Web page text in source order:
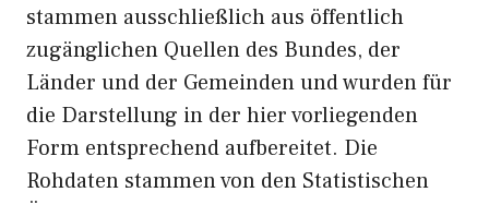
stammen ausschließlich aus öffentlich
zugänglichen Quellen des Bundes, der
Länder und der Gemeinden und wurden für
die Darstellung in der hier vorliegenden
Form entsprechend aufbereitet. Die
Rohdaten stammen von den Statistischen